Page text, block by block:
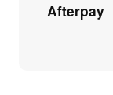
Afterpay